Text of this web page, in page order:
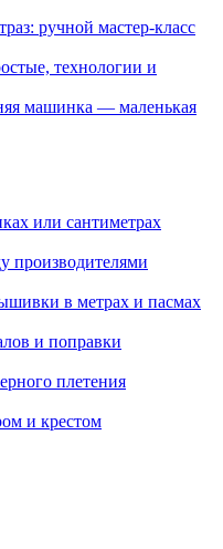
ручной мастер-класс
технологии и
машинка — маленькая
или сантиметрах
производителями
в метрах и пасмах
и поправки
плетения
и крестом